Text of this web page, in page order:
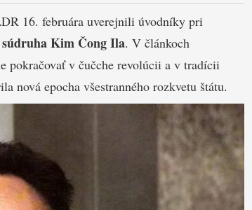
16. februára uverejnili úvodníky pri
Kim Čong Ila. V článkoch
pokračovať v čučche revolúcii a v tradícii
nová epocha všestranného rozkvetu štátu.